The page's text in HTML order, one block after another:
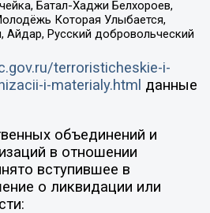
Батал-Хаджи Белхороев,
Которая Улыбается,
Айдар, Русский добровольческий
terroristicheskie-i-
i-materialy.html данные
объединений и
в отношении
вступившее в
о ликвидации или